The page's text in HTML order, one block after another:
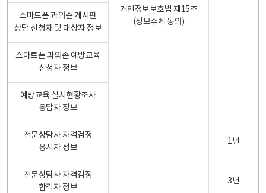
개인정보보호법 제15조
(정보주체 동의)
스마트폰 과의존 게시판
상담 신청자 및 대상자 정보
스마트폰 과의존 예방교육
신청자 정보
예방교육 실시현황조사
응답자 정보
전문상담사 자격검정
응시자 정보
1년
전문상담사 자격검정
합격자 정보
3년